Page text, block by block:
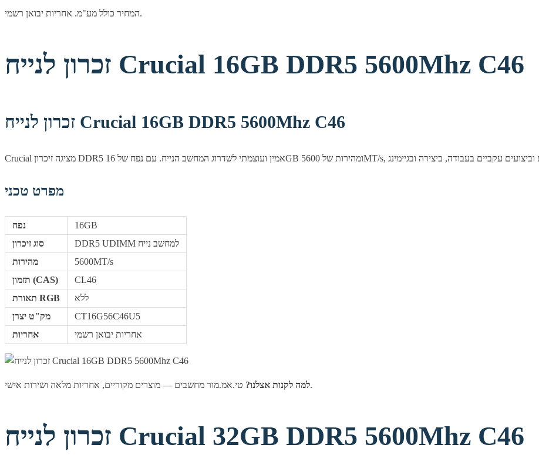
המחיר כולל מע"מ. אחריות יבואן רשמי.
זכרון לנייח Crucial 16GB DDR5 5600Mhz C46
זכרון לנייח Crucial 16GB DDR5 5600Mhz C46
מפרט טכני
נפח
16GB
סוג זיכרון
DDR5 UDIMM למחשב נייח
מהירות
5600MT/s
תזמון (CAS)
CL46
תאורת RGB
ללא
מק"ט יצרן
CT16G56C46U5
אחריות
אחריות יבואן רשמי
למה לקנות אצלנו?טי.אמ.מור מחשבים — מוצרים מקוריים, אחריות מלאה ושירות אישי.
זכרון לנייח Crucial 32GB DDR5 5600Mhz C46